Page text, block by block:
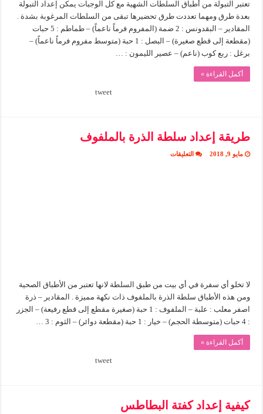
تعتبر التبولة من أطباق السلطات الشهية مع كل الوجبات يمكن إعداد التبولة
بعدة طرق ومهما تعددت طرق تحضيرها تبقى من السلطات المرغوبة بشدة .
المقادير – البقدونس : 2 ضمة (المفروم فرماً ناعماً) – طماطم : 5 حبات
(مقطعة إلى قطع صغيرة) – البصل : 1 حبة (متوسط مفروم فرماً ناعماً) –
برغل : ربع كوب (ناعم) – عصير الليمون : …
أكمل القراءة »
tweet
طريقة إعداد سلطة الذرة بالملفوف
مايو 9, 2018 التعليقاتعلى
لا تخلو أي سفرة في أي بيت من طبق السلطة لانها تعتبر من الأطباق الصحية
ومن هذه الأطباق سلطة الذرة بالملفوف ذات نكهة مميزة . المقادير – ذرة
اصفر معلب : علبة – الملفوف : 1 حبة (صغيرة مقطع إلى قطع رفيعة) – الجزر
: 4 حبات (متوسطة الحجم) – خيار : 1 حبة (مقطعة دوائر) – الثوم : 3 …
أكمل القراءة »
tweet
كيفية إعداد كفتة البطاطس